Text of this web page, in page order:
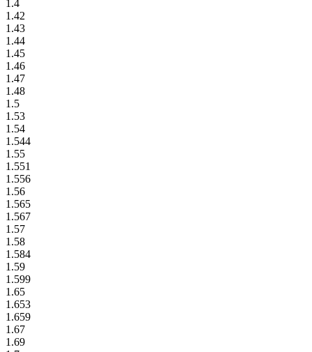
1.4
1.42
1.43
1.44
1.45
1.46
1.47
1.48
1.5
1.53
1.54
1.544
1.55
1.551
1.556
1.56
1.565
1.567
1.57
1.58
1.584
1.59
1.599
1.65
1.653
1.659
1.67
1.69